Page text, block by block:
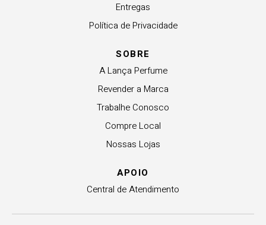
Entregas
Política de Privacidade
SOBRE
A Lança Perfume
Revender a Marca
Trabalhe Conosco
Compre Local
Nossas Lojas
APOIO
Central de Atendimento